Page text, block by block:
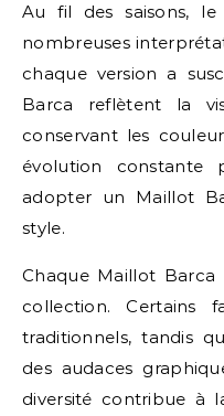
Au fil des saisons,
nombreuses
chaque version a
Barca reflètent la
conservant les
évolution constante
adopter un Maillot
style.
Chaque Maillot
collection. Certains
traditionnels, tandis
des audaces
diversité contribue à